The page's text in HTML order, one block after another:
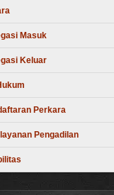
Masuk
Keluar
Perkara
Pengadilan